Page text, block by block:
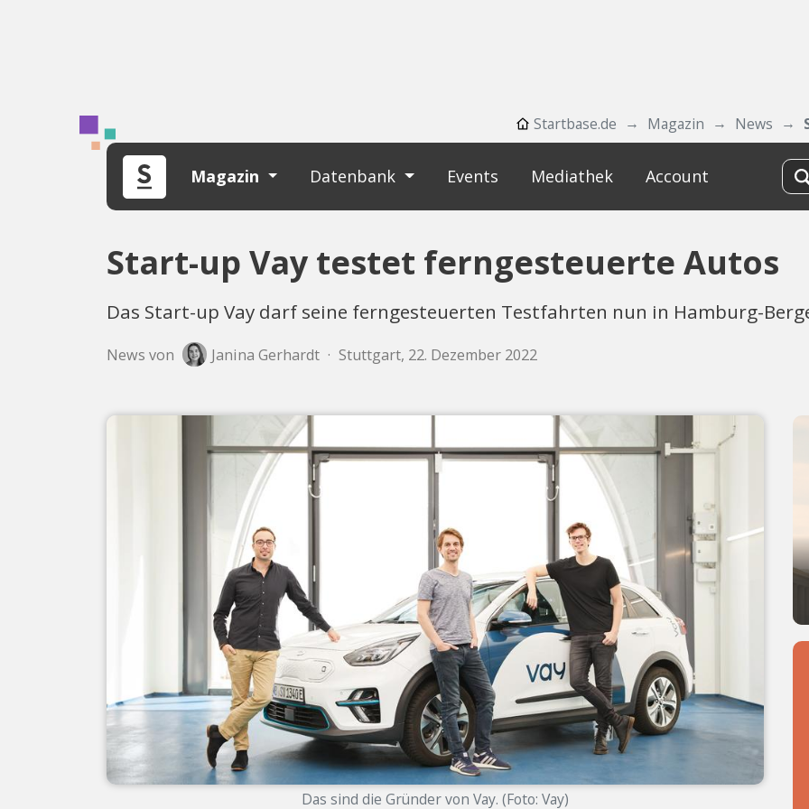
Startbase.de Magazin News
Magazin Datenbank Events Mediathek Account
Start-up Vay testet ferngesteuerte Autos
Das Start-up Vay darf seine ferngesteuerten Testfahrten nun in Hamburg-
News von Janina Gerhardt · Stuttgart, 22. Dezember 2022
Das sind die Gründer von Vay. (Foto: Vay)